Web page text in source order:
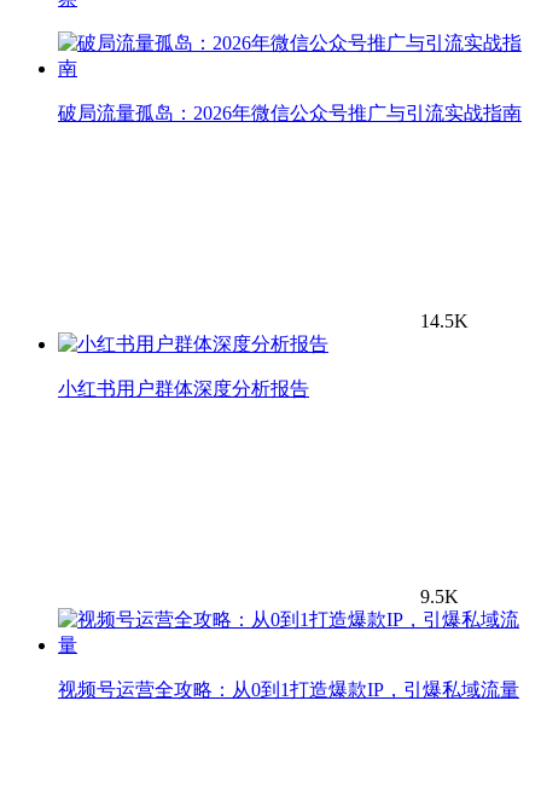
破局流量孤岛：2026年微信公众号推广与引流实战指南
14.5K
小红书用户群体深度分析报告
9.5K
视频号运营全攻略：从0到1打造爆款IP，引爆私域流量